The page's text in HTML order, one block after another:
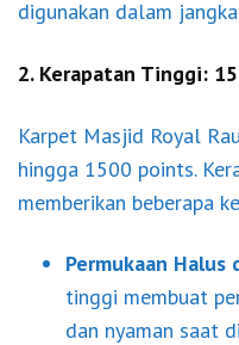
digunakan dalam
2. Kerapatan Tinggi:
Karpet Masjid Royal
hingga 1500 points.
memberikan beberapa
Permukaan Halus
tinggi membuat
dan nyaman saat